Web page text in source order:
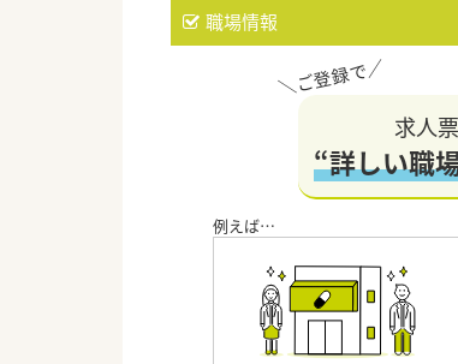
職場情報
求人
“詳しい職